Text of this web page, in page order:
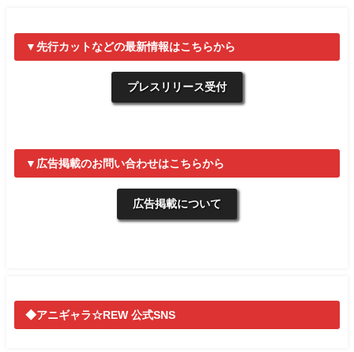
▼先行カットなどの最新情報はこちらから
プレスリリース受付
▼広告掲載のお問い合わせはこちらから
広告掲載について
◆アニギャラ☆REW 公式SNS